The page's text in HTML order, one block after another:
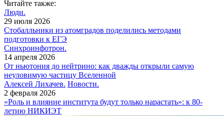
Читайте также:
Люди.
29 июля 2026
Cтобалльники из атомградов поделились методами
подготовки к ЕГЭ
Синхроинфотрон.
14 апреля 2026
От ньютония до нейтрино: как дважды открыли самую
неуловимую частицу Вселенной
Алексей Лихачев. Новости.
2 февраля 2026
«Роль и влияние института будут только нарастать»: к 80-
летию НИКИЭТ